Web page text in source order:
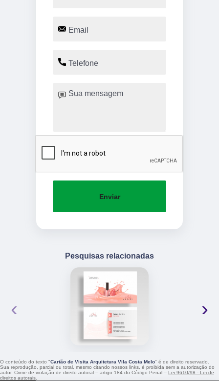
Enviar
Pesquisas relacionadas
‹ ›
O conteúdo do texto "Cartão de Visita Arquitetura Vila Costa Melo" é de direito reservado.
Sua reprodução, parcial ou total, mesmo citando nossos links, é proibida sem a autorização do
autor. Crime de violação de direito autoral – artigo 184 do Código Penal – Lei 9610/98 - Lei de
direitos autorais